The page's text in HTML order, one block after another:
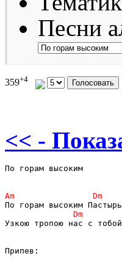
Песни
359+4
<< -
По горам высоким
Узкою тропою нас с
Припев: